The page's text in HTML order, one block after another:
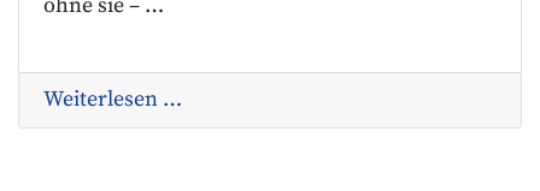
ohne sie – …
Weiterlesen …